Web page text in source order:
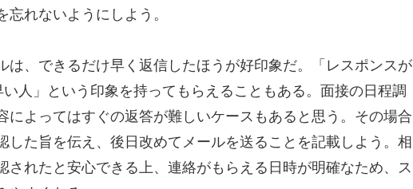
忘れないようにしよう。
、できるだけ早く返信したほうが好印象だ。「レスポンスが
人」という印象を持ってもらえることもある。面接の日程調
によってはすぐの返答が難しいケースもあると思う。その場合
した旨を伝え、後日改めてメールを送ることを記載しよう。相
されたと安心できる上、連絡がもらえる日時が明確なため、ス